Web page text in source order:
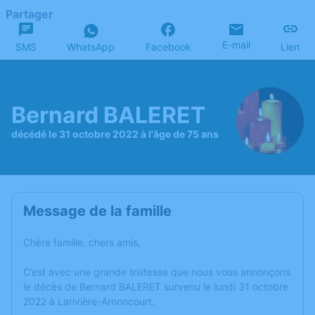
Partager
SMS WhatsApp Facebook E-mail Lien
Bernard BALERET
décédé le 31 octobre 2022 à l'âge de 75 ans
Message de la famille
Chère famille, chers amis,
C’est avec une grande tristesse que nous vous annonçons
le décès de Bernard BALERET survenu le lundi 31 octobre
2022 à Larivière-Arnoncourt.